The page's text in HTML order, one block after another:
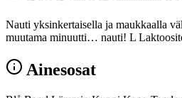
Nauti yksinkertaisella ja maukkaalla
muutama minuutti… nauti! L
Ainesosat